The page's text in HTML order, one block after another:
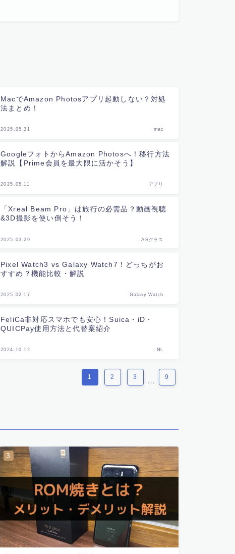
MacでAmazon Photosアプリ起動しない？対処
法まとめ！
2025.05.31 mac
GoogleフォトからAmazon Photosへ！移行方法
解説【Prime会員を最大限に活かそう】
2025.05.11 アプリ
「Xreal Beam Pro」は旅行の必需品？動画視聴
&3D撮影を使い倒そう！
2025.03.29 ARグラス
Pixel Watch3 vs Galaxy Watch7！どっちがお
すすめ？機能比較・解説
2025.02.17 Galaxy Watch
FeliCa非対応スマホでも安心！Suica・iD・
QUICPay使用方法と代替案紹介
2024.10.12 NL
1 2 3 … 9